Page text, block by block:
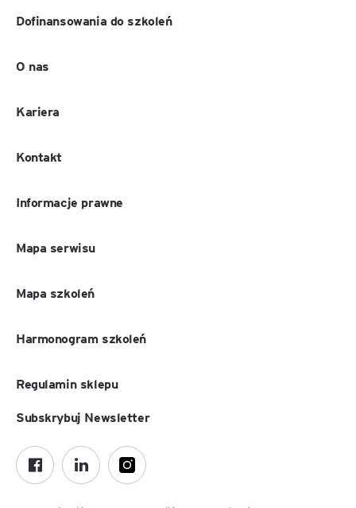
Dofinansowania do szkoleń
O nas
Kariera
Kontakt
Informacje prawne
Mapa serwisu
Mapa szkoleń
Harmonogram szkoleń
Regulamin sklepu
Subskrybuj Newsletter